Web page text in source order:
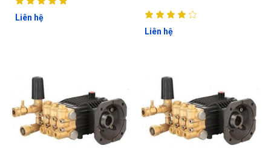
Liên hệ
Liên hệ